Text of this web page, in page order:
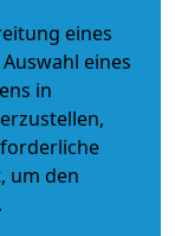
eines
eines
in
um den